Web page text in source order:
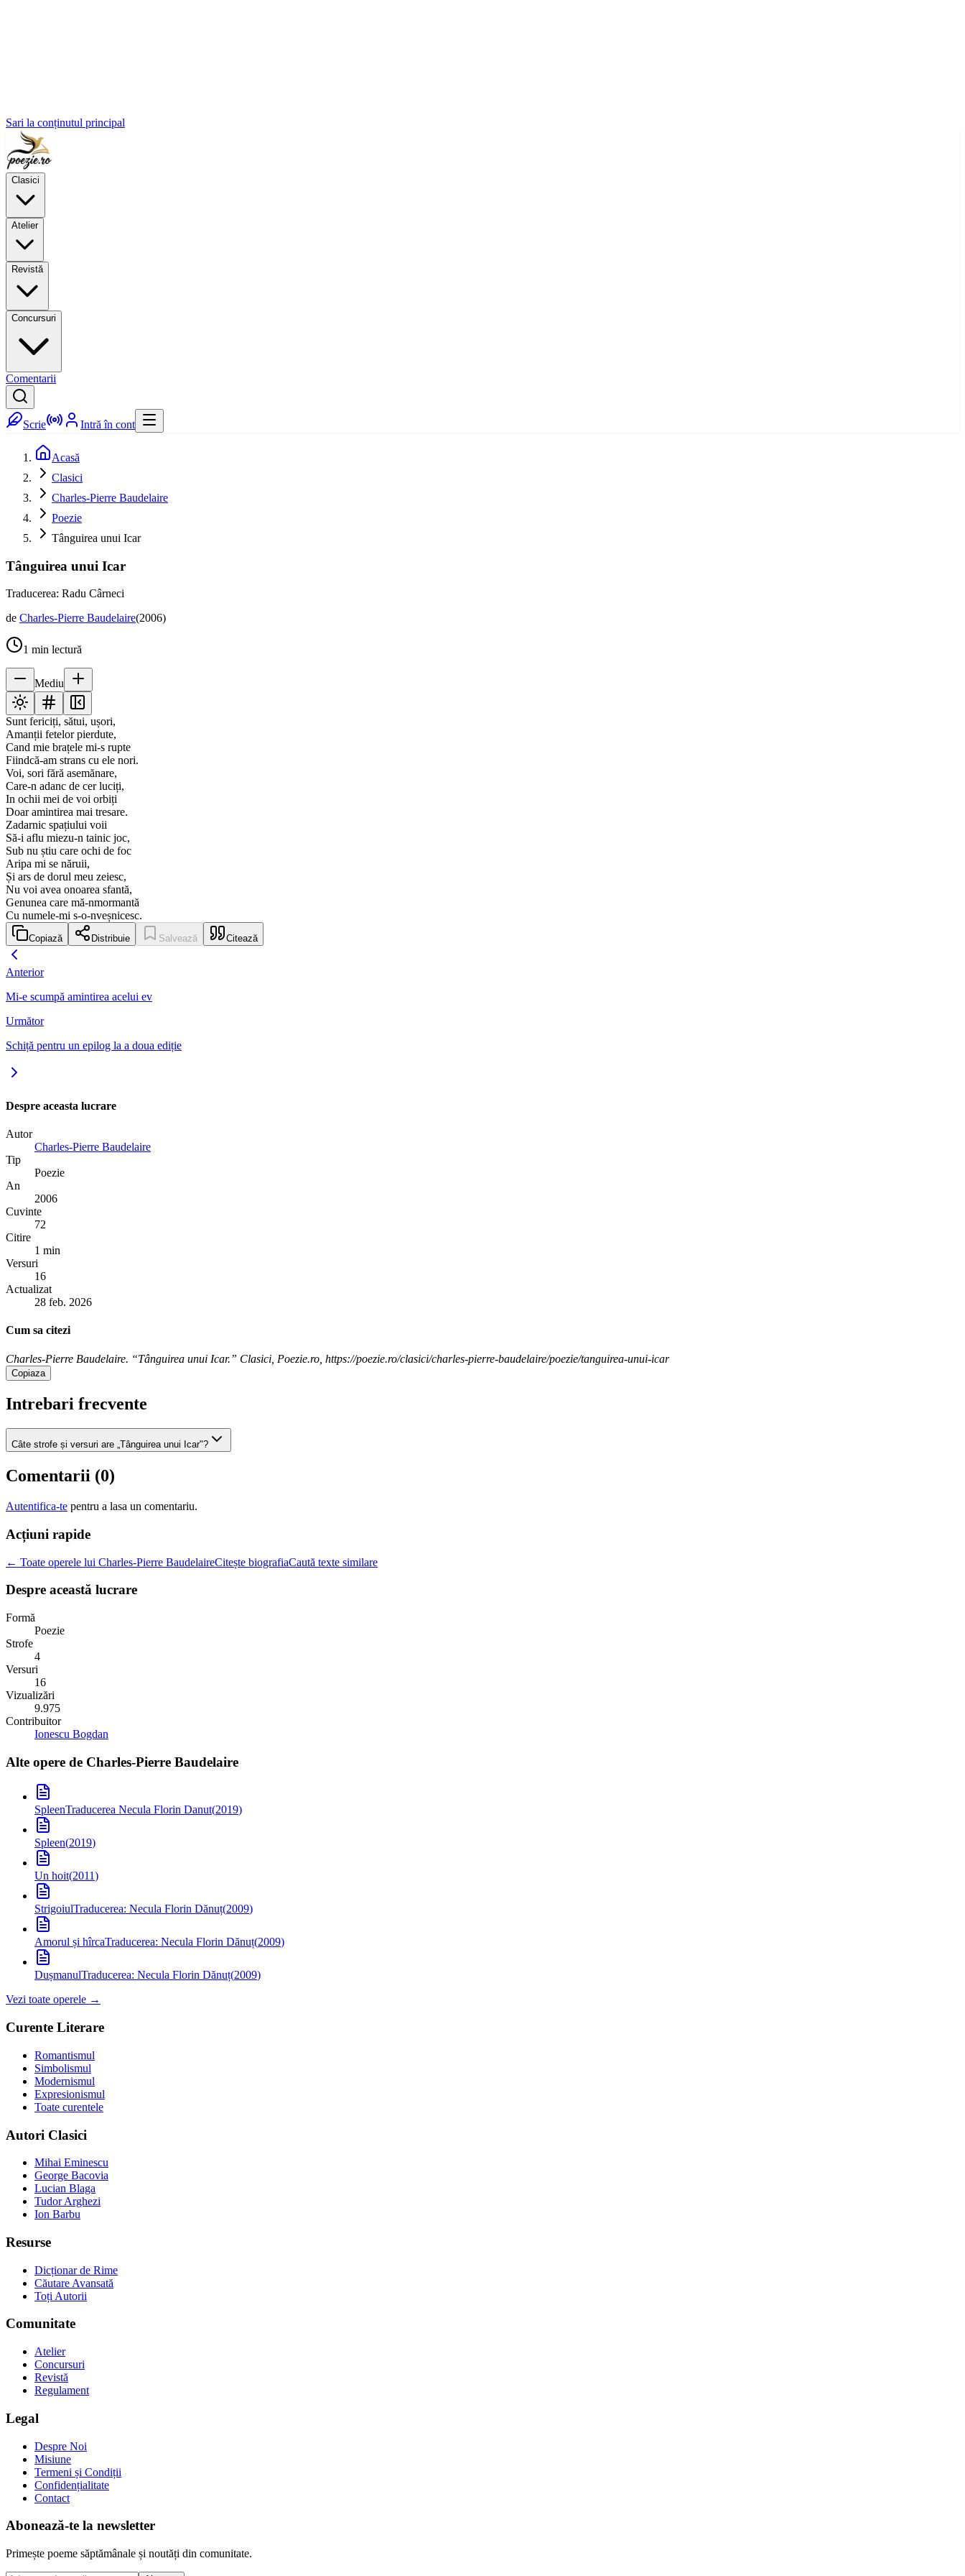
Sari la conținutul principal
Clasici
Atelier
Revistă
Concursuri
Comentarii
Scrie Intră în cont
Acasă
Clasici
Charles-Pierre Baudelaire
Poezie
Tânguirea unui Icar
Tânguirea unui Icar
Traducerea: Radu Cârneci
de Charles-Pierre Baudelaire(2006)
1 min lectură
Mediu
Sunt fericiți, sătui, ușori,
Amanții fetelor pierdute,
Cand mie brațele mi-s rupte
Fiindcă-am strans cu ele nori.
Voi, sori fără asemănare,
Care-n adanc de cer luciți,
In ochii mei de voi orbiți
Doar amintirea mai tresare.
Zadarnic spațiului voii
Să-i aflu miezu-n tainic joc,
Sub nu știu care ochi de foc
Aripa mi se năruii,
Și ars de dorul meu zeiesc,
Nu voi avea onoarea sfantă,
Genunea care mă-nmormantă
Cu numele-mi s-o-nveșnicesc.
Copiază Distribuie Salvează Citează
Anterior
Mi-e scumpă amintirea acelui ev
Următor
Schiță pentru un epilog la a doua ediție
Despre aceasta lucrare
Autor
Charles-Pierre Baudelaire
Tip
Poezie
An
2006
Cuvinte
72
Citire
1 min
Versuri
16
Actualizat
28 feb. 2026
Cum sa citezi
Charles-Pierre Baudelaire. “Tânguirea unui Icar.” Clasici, Poezie.ro, https://poezie.ro/clasici/charles-pierre-baudelaire/poezie/tanguirea-unui-icar
Copiaza
Intrebari frecvente
Câte strofe și versuri are „Tânguirea unui Icar"?
Comentarii (0)
Autentifica-te pentru a lasa un comentariu.
Acțiuni rapide
← Toate operele lui Charles-Pierre BaudelaireCitește biografiaCaută texte similare
Despre această lucrare
Formă
Poezie
Strofe
4
Versuri
16
Vizualizări
9.975
Contribuitor
Ionescu Bogdan
Alte opere de Charles-Pierre Baudelaire
SpleenTraducerea Necula Florin Danut(2019)
Spleen(2019)
Un hoit(2011)
StrigoiulTraducerea: Necula Florin Dănuț(2009)
Amorul și hîrcaTraducerea: Necula Florin Dănuț(2009)
DușmanulTraducerea: Necula Florin Dănuț(2009)
Vezi toate operele →
Curente Literare
Romantismul
Simbolismul
Modernismul
Expresionismul
Toate curentele
Autori Clasici
Mihai Eminescu
George Bacovia
Lucian Blaga
Tudor Arghezi
Ion Barbu
Resurse
Dicționar de Rime
Căutare Avansată
Toți Autorii
Comunitate
Atelier
Concursuri
Revistă
Regulament
Legal
Despre Noi
Misiune
Termeni și Condiții
Confidențialitate
Contact
Abonează-te la newsletter
Primește poeme săptămânale și noutăți din comunitate.